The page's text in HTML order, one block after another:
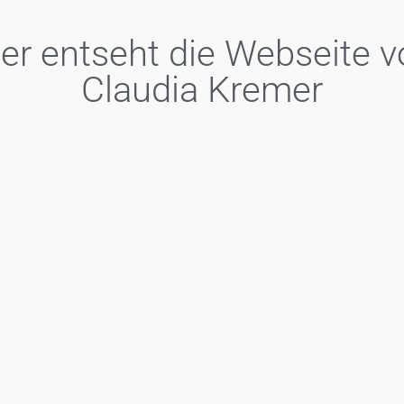
entseht die Webseite
Claudia Kremer